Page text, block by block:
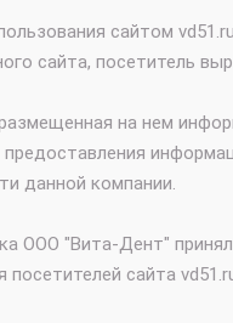
сайтом
сайта, посетитель
на нем
данной компании.
ООО "Вита-Дент"
посетителей сайта